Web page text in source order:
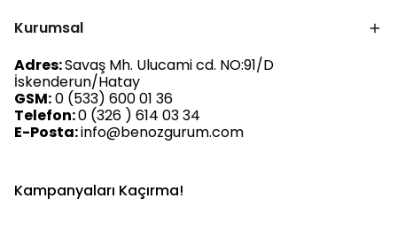
Kurumsal
Adres:Savaş Mh. Ulucami cd. NO:91/D
İskenderun/Hatay
GSM:0 (533) 600 01 36
Telefon:0 (326 ) 614 03 34
E-Posta:info@benozgurum.com
Kampanyaları Kaçırma!